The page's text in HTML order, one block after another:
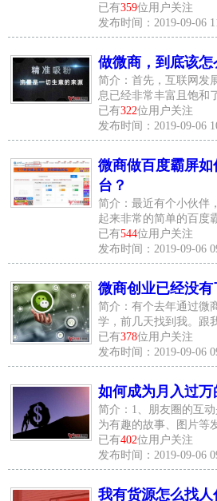
已有359位用户关注
发布时间：2019-09-06
做微商，到底该怎
简介：首先，互联网发
息已经非常丰富且饱和
已有322位用户关注
发布时间：2019-09-06
微商做百度霸屏
台？
简介：最近有个小伙伴
起来非常的简单的百度
已有544位用户关注
发布时间：2019-09-06
微商创业已经没有
简介：有个去年通过微
学，前几天找到我。跟
已有378位用户关注
发布时间：2019-09-06
如何成为月入过万
简介：1、朋友圈的互
为有趣的故事、图片等
已有402位用户关注
发布时间：2019-09-06
我有货源怎么找